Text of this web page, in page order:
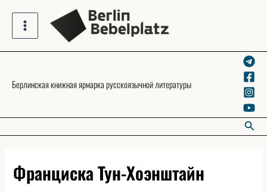
content Main
Берлинская книжная ярмарка русскоязычной литературы
Франциска Тун-Хоэнштайн